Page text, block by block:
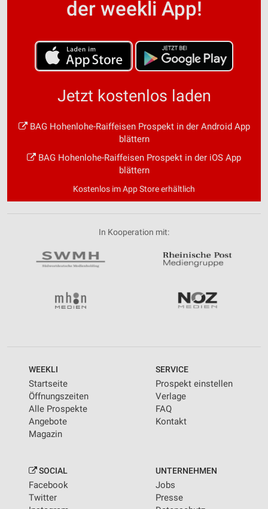
der weekli App!
Jetzt kostenlos laden
BAG Hohenlohe-Raiffeisen Prospekt in der Android App
blättern
BAG Hohenlohe-Raiffeisen Prospekt in der iOS App
blättern
Kostenlos im App Store erhältlich
In Kooperation mit:
WEEKLI
Startseite
Öffnungszeiten
Alle Prospekte
Angebote
Magazin
SERVICE
Prospekt einstellen
Verlage
FAQ
Kontakt
SOCIAL
Facebook
Twitter
UNTERNEHMEN
Jobs
Presse